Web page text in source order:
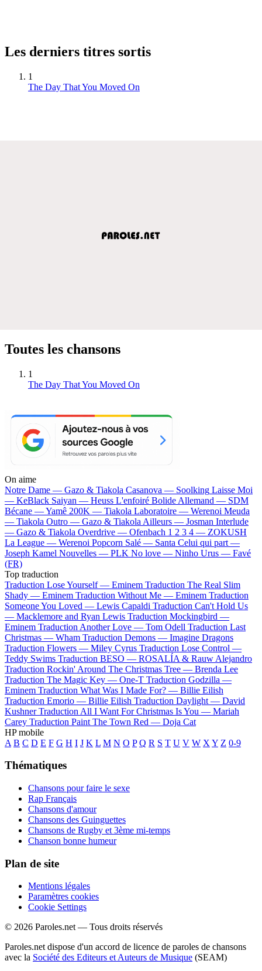
Les derniers titres sortis
1
The Day That You Moved On
Toutes les chansons
1
The Day That You Moved On
On aime
Notre Dame — Gazo & Tiakola Casanova — Soolking Laisse Moi
— KeBlack Saiyan — Heuss L'enfoiré Bolide Allemand — SDM
Bécane —Yamê 200K — Tiakola Laboratoire — Werenoi Meuda
— Tiakola Outro — Gazo & Tiakola Ailleurs — Josman Interlude
— Gazo & Tiakola Overdrive — Ofenbach 1 2 3 4 — ZOKUSH
La League — Werenoi Popcorn Salé — Santa Celui qui part —
Joseph Kamel Nouvelles — PLK No love — Ninho Urus — Favé
(FR)
Top traduction
Traduction Lose Yourself — Eminem Traduction The Real Slim
Shady — Eminem Traduction Without Me — Eminem Traduction
Someone You Loved — Lewis Capaldi Traduction Can't Hold Us
— Macklemore and Ryan Lewis Traduction Mockingbird —
Eminem Traduction Another Love — Tom Odell Traduction Last
Christmas — Wham Traduction Demons — Imagine Dragons
Traduction Flowers — Miley Cyrus Traduction Lose Control —
Teddy Swims Traduction BESO — ROSALÍA & Rauw Alejandro
Traduction Rockin' Around The Christmas Tree — Brenda Lee
Traduction The Magic Key — One-T Traduction Godzilla —
Eminem Traduction What Was I Made For? — Billie Eilish
Traduction Emorio — Billie Eilish Traduction Daylight — David
Kushner Traduction All I Want For Christmas Is You — Mariah
Carey Traduction Paint The Town Red — Doja Cat
HP mobile
A B C D E F G H I J K L M N O P Q R S T U V W X Y Z 0-9
Thématiques
Chansons pour faire le sexe
Rap Français
Chansons d'amour
Chansons des Guinguettes
Chansons de Rugby et 3ème mi-temps
Chanson bonne humeur
Plan de site
Mentions légales
Paramètres cookies
Cookie Settings
© 2026 Paroles.net — Tous droits réservés
Paroles.net dispose d'un accord de licence de paroles de chansons
avec la Société des Editeurs et Auteurs de Musique (SEAM)